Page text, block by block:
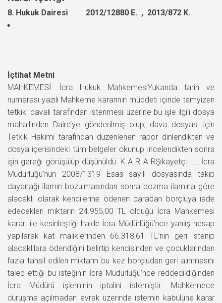
8. Hukuk Dairesi 2012/12880 E. , 2013/872 K.
İçtihat Metni
MAHKEMESİ :İcra Hukuk MahkemesiYukarıda tarih ve
numarası yazılı Mahkeme kararının müddeti içinde temyizen
tetkiki davalı tarafından istenmesi üzerine bu işle ilgili dosya
mahallinden Daire’ye gönderilmiş olup, dava dosyası için
Tetkik Hakimi tarafından düzenlenen rapor dinlendikten ve
dosya içerisindeki tüm belgeler okunup incelendikten sonra
işin gereği görüşülüp düşünüldü: K A R A RŞikayetçi ….. İcra
Müdürlüğü’nün 2008/1319 Esas sayılı dosyasında takip
dayanağı ilamın bozulmasından sonra bozma ilamına göre
alacaklı olarak kendilerine ödenen paradan borçluya iade
edecekleri miktarın 24.955,00 TL olduğu İcra Mahkemesi
kararı ile kesinleştiği halde İcra Müdürlüğü’nce yanlış hesap
yapılarak kat maliklerinden 66.318,61 TL’nin geri istenip
alacaklılara ödendiğini belirtip kendisinden ve çocuklarından
fazla tahsil edilen miktarın bu kez borçludan geri alınmasını
talep ettiği bu isteğinin İcra Müdürlüğü’nce reddedildiğinden
İcra Müdürü işleminin iptalini istemiştir. Mahkemece
duruşma açılmadan evrak üzerinde istemin kabulüne karar